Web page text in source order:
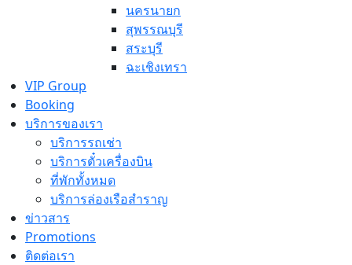
นครนายก
สุพรรณบุรี
สระบุรี
ฉะเชิงเทรา
VIP Group
Booking
บริการของเรา
บริการรถเช่า
บริการตั๋วเครื่องบิน
ที่พักทั้งหมด
บริการล่องเรือสำราญ
ข่าวสาร
Promotions
ติดต่อเรา